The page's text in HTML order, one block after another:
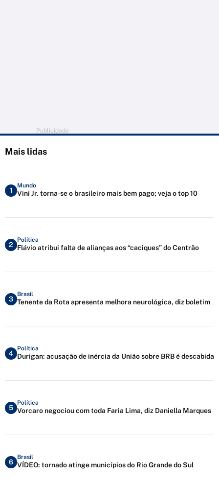
Publicidade
Mais lidas
1
Mundo
Vini Jr. torna-se o brasileiro mais bem pago; veja o top 10
2
Política
Flávio atribui falta de alianças aos “caciques” do Centrão
3
Brasil
Tenente da Rota apresenta melhora neurológica, diz boletim
4
Política
Durigan: acusação de inércia da União sobre BRB é descabida
5
Política
Vorcaro negociou com toda Faria Lima, diz Daniella Marques
6
Brasil
VÍDEO: tornado atinge municípios do Rio Grande do Sul